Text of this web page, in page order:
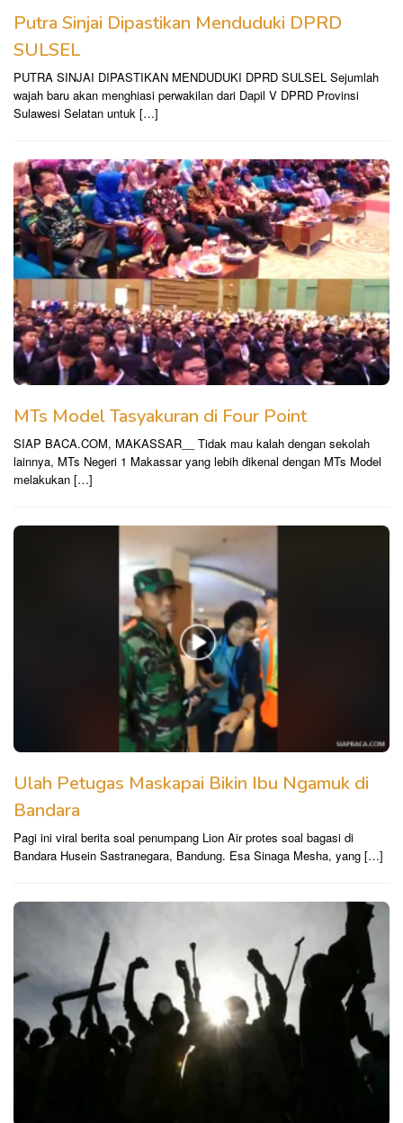
Putra Sinjai Dipastikan Menduduki DPRD
SULSEL
PUTRA SINJAI DIPASTIKAN MENDUDUKI DPRD SULSEL Sejumlah
wajah baru akan menghiasi perwakilan dari Dapil V DPRD Provinsi
Sulawesi Selatan untuk […]
MTs Model Tasyakuran di Four Point
SIAP BACA.COM, MAKASSAR__ Tidak mau kalah dengan sekolah
lainnya, MTs Negeri 1 Makassar yang lebih dikenal dengan MTs Model
melakukan […]
Ulah Petugas Maskapai Bikin Ibu Ngamuk di
Bandara
Pagi ini viral berita soal penumpang Lion Air protes soal bagasi di
Bandara Husein Sastranegara, Bandung. Esa Sinaga Mesha, yang […]